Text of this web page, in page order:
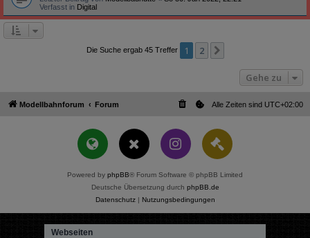
Verfasst in Digital
Die Suche ergab 45 Treffer 1 2
Gehe zu
Modellbahnforum Forum Alle Zeiten sind UTC+02:00
Powered by phpBB® Forum Software © phpBB Limited
Deutsche Übersetzung durch phpBB.de
Datenschutz| Nutzungsbedingungen
Webseiten